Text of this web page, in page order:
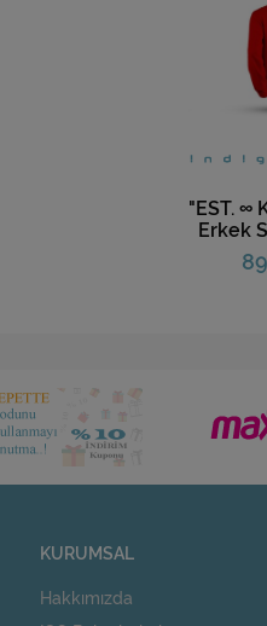
"EST. ∞
Erkek
KURUMSAL
Hakkımızda